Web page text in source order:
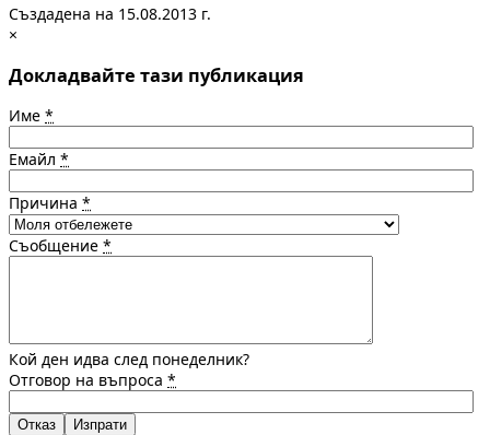
Създадена на 15.08.2013 г.
×
Докладвайте тази публикация
Име *
Емайл *
Причина *
Съобщение *
Кой ден идва след понеделник?
Отговор на въпроса *
Отказ